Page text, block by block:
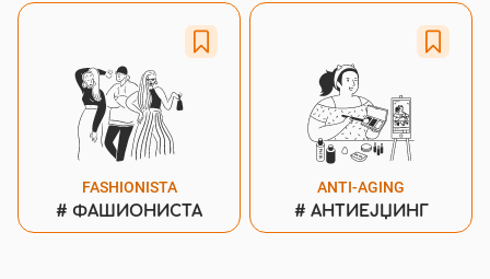
FASHIONISTA
# ФАШИОНИСТА
ANTI-AGING
# АНТИЕЈЏИНГ